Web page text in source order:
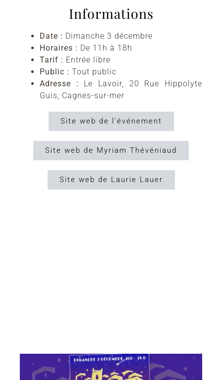
Informations
Date : Dimanche 3 décembre
Horaires : De 11h à 18h
Tarif : Entrée libre
Public : Tout public
Adresse : Le Lavoir, 20 Rue Hippolyte
Guis, Cagnes-sur-mer
Site web de l'événement
Site web de Myriam Thévéniaud
Site web de Laurie Lauer